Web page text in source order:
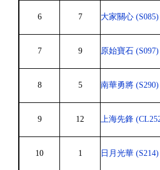
6 7 大家關心 (S085)
7 9 原始寶石 (S097)
8 5 南華勇將 (S290)
9 12 上海先鋒
10 1 日月光華 (S214)